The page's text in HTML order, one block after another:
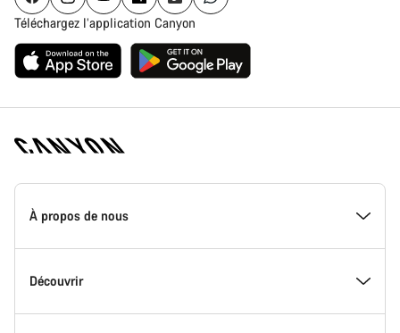
Téléchargez l’application Canyon
Page
d'accueil
Canyon
-
Canyon
À propos de nous
Inside Canyon
Découvrir